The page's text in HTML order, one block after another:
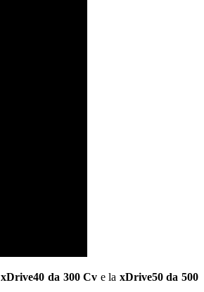
xDrive40 da 300 Cv e la xDrive50 da 500